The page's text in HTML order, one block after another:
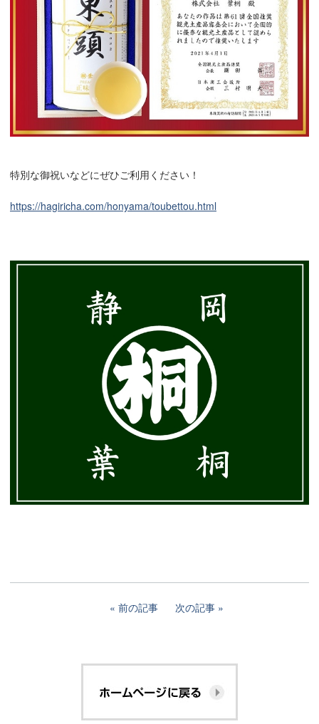
特別な御祝いなどにぜひご利用ください！
https://hagiricha.com/honyama/toubettou.html
前の記事 次の記事